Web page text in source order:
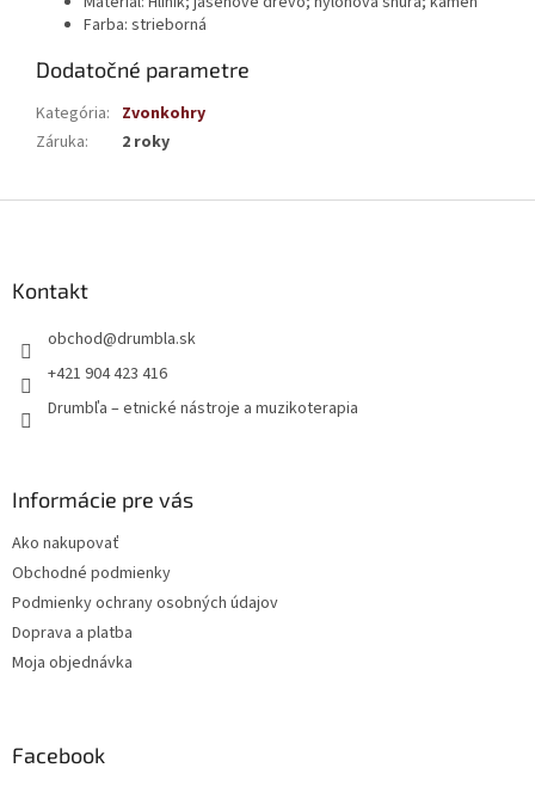
Farba: strieborná
Dodatočné parametre
Kategória: Zvonkohry
Záruka: 2 roky
Kontakt
obchod@drumbla.sk
+421 904 423 416
Drumbľa – etnické nástroje a muzikoterapia
Informácie pre vás
Ako nakupovať
Obchodné podmienky
Podmienky ochrany osobných údajov
Doprava a platba
Moja objednávka
Facebook